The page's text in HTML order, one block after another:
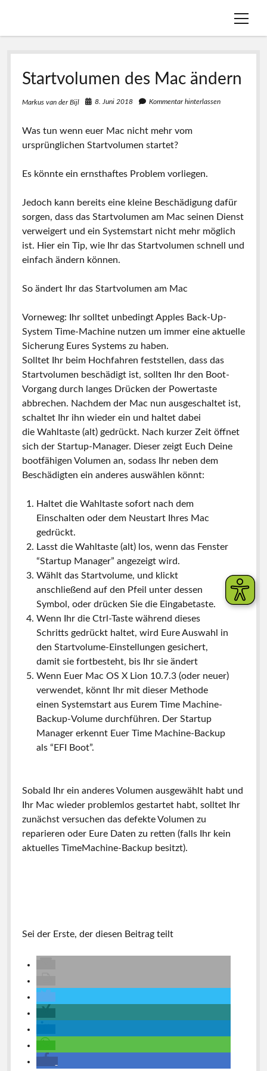
Menü
Menü
Apple
Training
Tomedo
Datenschutz
NAS
Branchenlösungen Menü
Für Selbstständige
Für Praxen
Über Uns Menü
Netzwerke
öffnen
Praxiswissen für Apple, Netzwerke und IT
Blog
Kontakt Menü
öffnen
Termin buchen
Office
Fernwartung
öffnen
Datenzugriffsanfrage
Impressum
linkedin
E-
Mail
phone
Startvolumen des Mac ändern
Markus van der Bijl 8. Juni 2018 Kommentar hinterlassen
Was tun wenn euer Mac nicht mehr vom
ursprünglichen Startvolumen startet?
Es könnte ein ernsthaftes Problem vorliegen.
Jedoch kann bereits eine kleine Beschädigung dafür
sorgen, dass das Startvolumen am Mac seinen Dienst
verweigert und ein Systemstart nicht mehr möglich
ist. Hier ein Tip, wie Ihr das Startvolumen schnell und
einfach ändern können.
So ändert Ihr das Startvolumen am Mac
Vorneweg: Ihr solltet unbedingt Apples Back-Up-
System Time-Machine nutzen um immer eine aktuelle
Sicherung Eures Systems zu haben.
Solltet Ihr beim Hochfahren feststellen, dass das
Startvolumen beschädigt ist, sollten Ihr den Boot-
Vorgang durch langes Drücken der Powertaste
abbrechen. Nachdem der Mac nun ausgeschaltet ist,
schaltet Ihr ihn wieder ein und haltet dabei
die Wahltaste (alt) gedrückt. Nach kurzer Zeit öffnet
sich der Startup-Manager. Dieser zeigt Euch Deine
bootfähigen Volumen an, sodass Ihr neben dem
Beschädigten ein anderes auswählen könnt:
Haltet die Wahltaste sofort nach dem
Einschalten oder dem Neustart Ihres Mac
gedrückt.
Lasst die Wahltaste (alt) los, wenn das Fenster
“Startup Manager” angezeigt wird.
Wählt das Startvolume, und klickt
anschließend auf den Pfeil unter dessen
Symbol, oder drücken Sie die Eingabetaste.
Wenn Ihr die Ctrl-Taste während dieses
Schritts gedrückt haltet, wird Eure Auswahl in
den Startvolume-Einstellungen gesichert,
damit sie fortbesteht, bis Ihr sie ändert
Wenn Euer Mac OS X Lion 10.7.3 (oder neuer)
verwendet, könnt Ihr mit dieser Methode
einen Systemstart aus Eurem Time Machine-
Backup-Volume durchführen. Der Startup
Manager erkennt Euer Time Machine-Backup
als “EFI Boot”.
Sobald Ihr ein anderes Volumen ausgewählthabt und
Ihr Mac wieder problemlos gestartet habt, solltet Ihr
zunächst versuchen das defekte Volumen zu
reparieren oder Eure Daten zu retten (falls Ihr kein
aktuelles TimeMachine-Backup besitzt).
Sei der Erste, der diesen Beitrag teilt